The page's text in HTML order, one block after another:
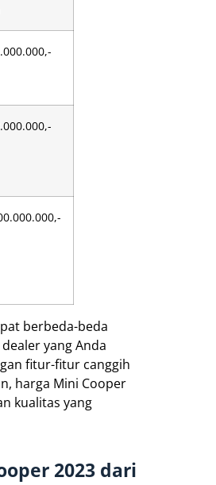
berbeda-beda
yang Anda
fitur-fitur canggih
harga Mini Cooper
kualitas yang
2023 dari